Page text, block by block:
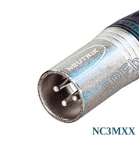
NC3MXX